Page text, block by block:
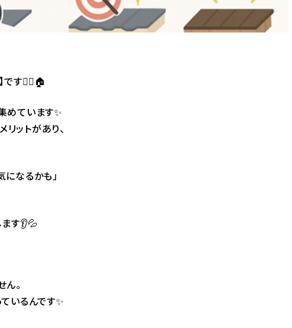
です👷‍♂️🏠
めています✨
リットがあり、
なるかも」
す👂💦
。
いるんです✨